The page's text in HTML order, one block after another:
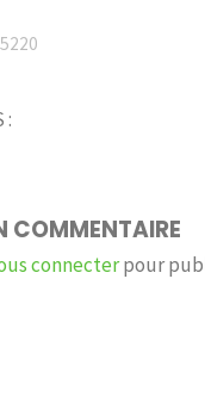
:
COMMENTAIRE
connecterpour